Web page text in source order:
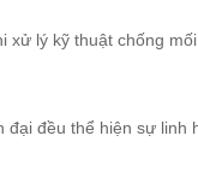
lý kỹ thuật chống mối
đều thể hiện sự linh